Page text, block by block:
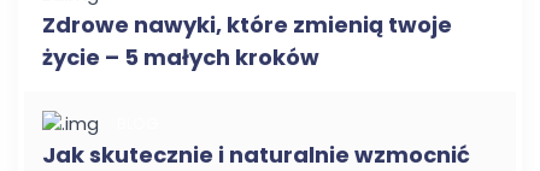
Zdrowe nawyki, które zmienią twoje
życie – 5 małych kroków
Jak skutecznie i naturalnie wzmocnić